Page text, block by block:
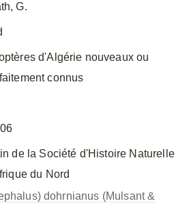
G.
d'Algérie nouveaux ou
connus
de la Société d'Histoire Naturelle
du Nord
dohrnianus (Mulsant &